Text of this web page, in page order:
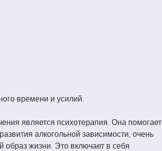
времени и усилий.
является психотерапия. Она помогает
алкогольной зависимости, очень
жизни. Это включает в себя